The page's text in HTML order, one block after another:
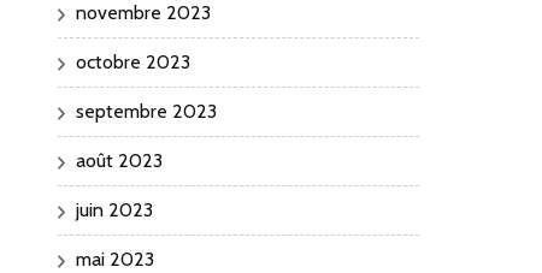
novembre 2023
octobre 2023
septembre 2023
août 2023
juin 2023
mai 2023